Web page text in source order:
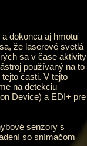
dokonca aj hmotu
že laserové svetlá
sa v čase aktivity
používaný na to
časti. V tejto
na detekciu
Device) a EDI+ pre
senzory s
so snímačom